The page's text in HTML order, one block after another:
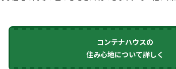
コンテナハウスの
住み心地について詳しく